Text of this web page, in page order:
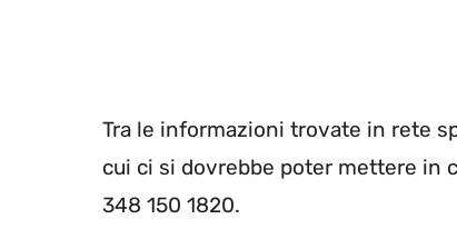
Tra le informazioni trovate in rete
cui ci si dovrebbe poter mettere in
348 150 1820.